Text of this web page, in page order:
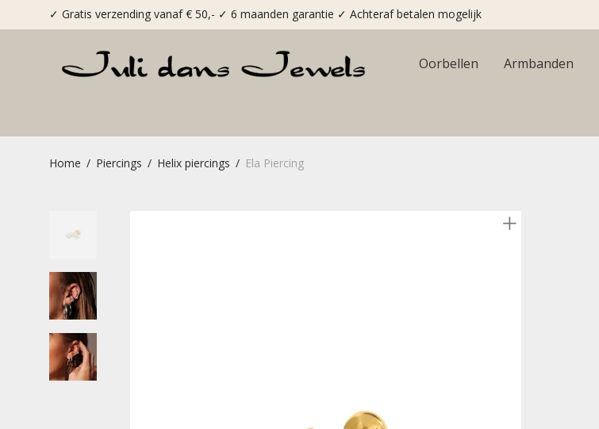
✓ Gratis verzending vanaf € 50,- ✓ 6 maanden garantie ✓ Achteraf betalen mogelijk
Oorbellen Armbanden
Home / Piercings / Helix piercings / Ela Piercing